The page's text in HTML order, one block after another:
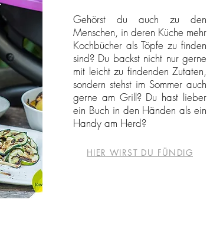
Gehörst du auch zu den
Menschen, in deren Küche mehr
Kochbücher als Töpfe zu finden
sind? Du backst nicht nur gerne
mit leicht zu findenden Zutaten,
sondern stehst im Sommer auch
gerne am Grill? Du hast lieber
ein Buch in den Händen als ein
Handy am Herd?
HIER WIRST DU FÜNDIG